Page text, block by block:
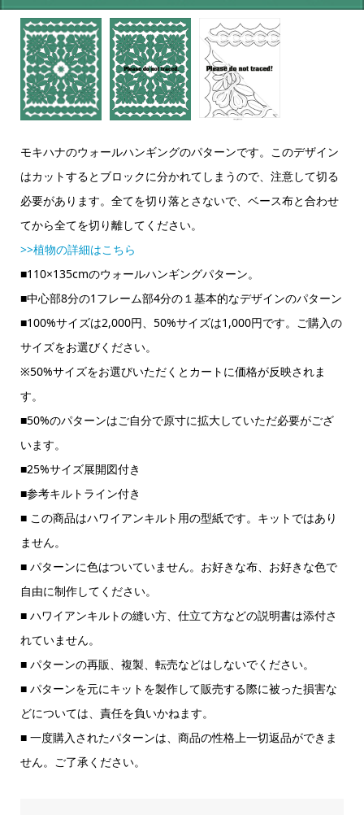
モキハナのウォールハンギングのパターンです。このデザイン
はカットするとブロックに分かれてしまうので、注意して切る
必要があります。全てを切り落とさないで、ベース布と合わせ
てから全てを切り離してください。
>>植物の詳細はこちら
■110×135cmのウォールハンギングパターン。
■中心部8分の1フレーム部4分の１基本的なデザインのパターン
■100%サイズは2,000円、50%サイズは1,000円です。ご購入の
サイズをお選びください。
※50%サイズをお選びいただくとカートに価格が反映されま
す。
■50%のパターンはご自分で原寸に拡大していただ必要がござ
います。
■25%サイズ展開図付き
■参考キルトライン付き
■ この商品はハワイアンキルト用の型紙です。キットではあり
ません。
■ パターンに色はついていません。お好きな布、お好きな色で
自由に制作してください。
■ ハワイアンキルトの縫い方、仕立て方などの説明書は添付さ
れていません。
■ パターンの再販、複製、転売などはしないでください。
■ パターンを元にキットを製作して販売する際に被った損害な
どについては、責任を負いかねます。
■ 一度購入されたパターンは、商品の性格上一切返品ができま
せん。ご了承ください。